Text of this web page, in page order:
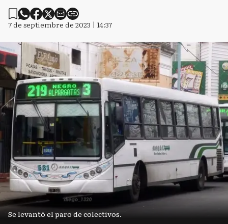
7 de septiembre de 2023 | 14:37
Se levantó el paro de colectivos.